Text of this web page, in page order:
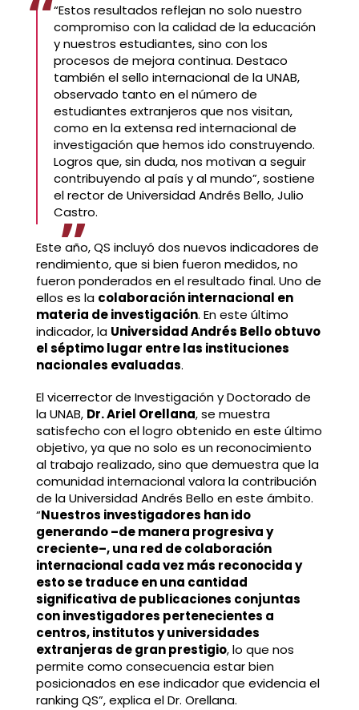
“Estos resultados reflejan no solo nuestro
compromiso con la calidad de la educación
y nuestros estudiantes, sino con los
procesos de mejora continua. Destaco
también el sello internacional de la UNAB,
observado tanto en el número de
estudiantes extranjeros que nos visitan,
como en la extensa red internacional de
investigación que hemos ido construyendo.
Logros que, sin duda, nos motivan a seguir
contribuyendo al país y al mundo”, sostiene
el rector de Universidad Andrés Bello, Julio
Castro.
Este año, QS incluyó dos nuevos indicadores de
rendimiento, que si bien fueron medidos, no
fueron ponderados en el resultado final. Uno de
ellos es la colaboración internacional en
materia de investigación. En este último
indicador, la Universidad Andrés Bello obtuvo
el séptimo lugar entre las instituciones
nacionales evaluadas.
El vicerrector de Investigación y Doctorado de
la UNAB, Dr. Ariel Orellana, se muestra
satisfecho con el logro obtenido en este último
objetivo, ya que no solo es un reconocimiento
al trabajo realizado, sino que demuestra que la
comunidad internacional valora la contribución
de la Universidad Andrés Bello en este ámbito.
“Nuestros investigadores han ido
generando –de manera progresiva y
creciente–, una red de colaboración
internacional cada vez más reconocida y
esto se traduce en una cantidad
significativa de publicaciones conjuntas
con investigadores pertenecientes a
centros, institutos y universidades
extranjeras de gran prestigio, lo que nos
permite como consecuencia estar bien
posicionados en ese indicador que evidencia el
ranking QS”, explica el Dr. Orellana.